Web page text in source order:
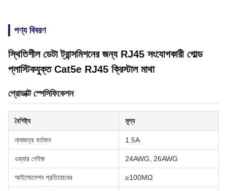
পণ্য বিবরণ
স্থিতিশীল ডেটা ট্রান্সমিশনের জন্য RJ45 সংযোগকারী গোল্ড
প্লাস্টিকযুক্ত Cat5e RJ45 ক্রিস্টাল মাথা
প্রোডাক্ট স্পেসিফিকেশন
বৈশিষ্ট্য মূল্য
নামমাত্র বর্তমান 1.5A
ওয়্যার গেইজ 24AWG, 26AWG
আইসোলেশন প্রতিরোধের ≥100MΩ